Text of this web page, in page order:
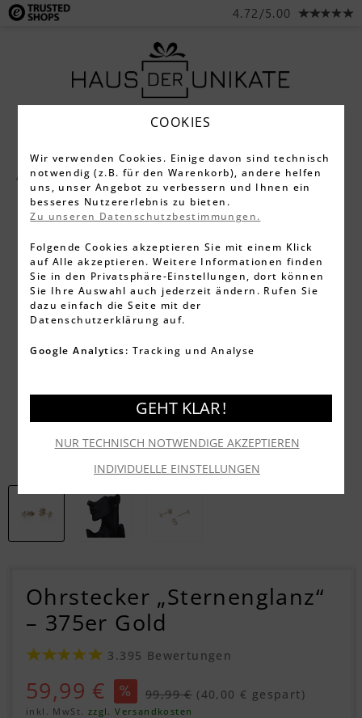
4.72/5.00
Alle Produkte Schmuck Ohrringe
Ohrstecker „Sternenglanz“
– 375er Gold
3.395 Bewertungen
59,99 € 99,99 € (40,00 € gespart)
inkl. MwSt. zzgl. Versandkosten
COOKIES
Wir verwenden Cookies. Einige davon sind technisch
notwendig (z.B. für den Warenkorb), andere helfen
uns, unser Angebot zu verbessern und Ihnen ein
besseres Nutzererlebnis zu bieten.
Zu unseren Datenschutzbestimmungen.
Folgende Cookies akzeptieren Sie mit einem Klick
auf Alle akzeptieren. Weitere Informationen finden
Sie in den Privatsphäre-Einstellungen, dort können
Sie Ihre Auswahl auch jederzeit ändern. Rufen Sie
dazu einfach die Seite mit der
Datenschutzerklärung auf.
Google Analytics: Tracking und Analyse
INDIVIDUELLE EINSTELLUNGEN
NUR TECHNISCH NOTWENDIGE AKZEPTIEREN
GEHT KLAR !